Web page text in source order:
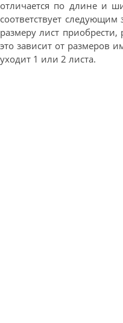
отличается по длине и
соответствует
размеру лист приобрести,
это зависит от размеров
уходит 1 или 2 листа.